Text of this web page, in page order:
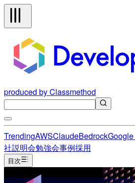
produced by Classmethod
TrendingAWSClaudeBedrock
社説明会勉強会事例採用
目次